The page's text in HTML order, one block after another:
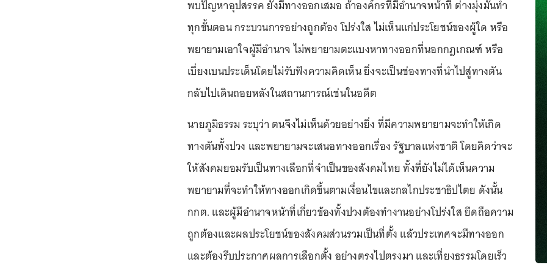
พบปัญหาอุปสรรค ยังมีทางออกเสมอ ถ้าองค์กรที่มีอำนาจหน้าที่ ต่างมุ่งมั่นทำ
ทุกขั้นตอน กระบวนการอย่างถูกต้อง โปร่งใส ไม่เห็นแก่ประโยชน์ของผู้ใด หรือ
พยายามเอาใจผู้มีอำนาจ ไม่พยายามตะแบงหาทางออกที่นอกกฎเกณฑ์ หรือ
เบี่ยงเบนประเด็นโดยไม่รับฟังความคิดเห็น ยิ่งจะเป็นช่องทางที่นำไปสู่ทางตัน
กลับไปเดินถอยหลังในสถานการณ์เช่นในอดีต
นายภูมิธรรม ระบุว่า ตนจึงไม่เห็นด้วยอย่างยิ่ง ที่มีความพยายามจะทำให้เกิด
ทางตันทั้งปวง และพยายามจะเสนอทางออกเรื่อง รัฐบาลแห่งชาติ โดยคิดว่าจะ
ให้สังคมยอมรับเป็นทางเลือกที่จำเป็นของสังคมไทย ทั้งที่ยังไม่ได้เห็นความ
พยายามที่จะทำให้ทางออกเกิดขึ้นตามเงื่อนไขและกลไกประชาธิปไตย ดังนั้น
กกต. และผู้มีอำนาจหน้าที่เกี่ยวข้องทั้งปวงต้องทำงานอย่างโปร่งใส ยึดถือความ
ถูกต้องและผลประโยชน์ของสังคมส่วนรวมเป็นที่ตั้ง แล้วประเทศจะมีทางออก
และต้องรีบประกาศผลการเลือกตั้ง อย่างตรงไปตรงมา และเที่ยงธรรมโดยเร็ว